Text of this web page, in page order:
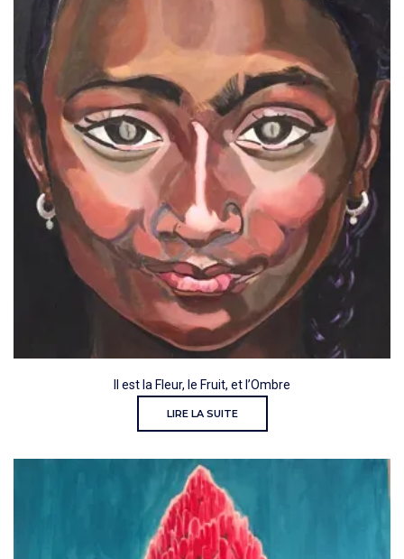
Il est la Fleur, le Fruit, et l’Ombre
LIRE LA SUITE